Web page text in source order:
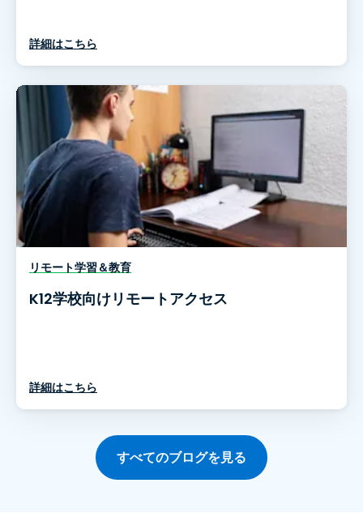
詳細はこちら
リモート学習＆教育
K12学校向けリモートアクセス
詳細はこちら
すべてのブログを見る